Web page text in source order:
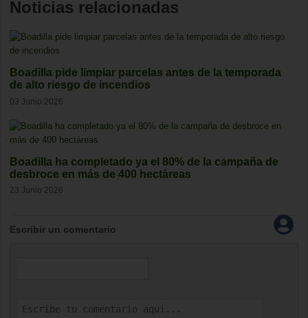
Noticias relacionadas
Boadilla pide limpiar parcelas antes de la temporada
de alto riesgo de incendios
03 Junio 2026
Boadilla ha completado ya el 80% de la campaña de
desbroce en más de 400 hectáreas
23 Junio 2026
Escribir un comentario